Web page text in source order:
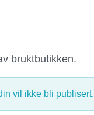
bruktbutikken.
vil ikke bli publisert.